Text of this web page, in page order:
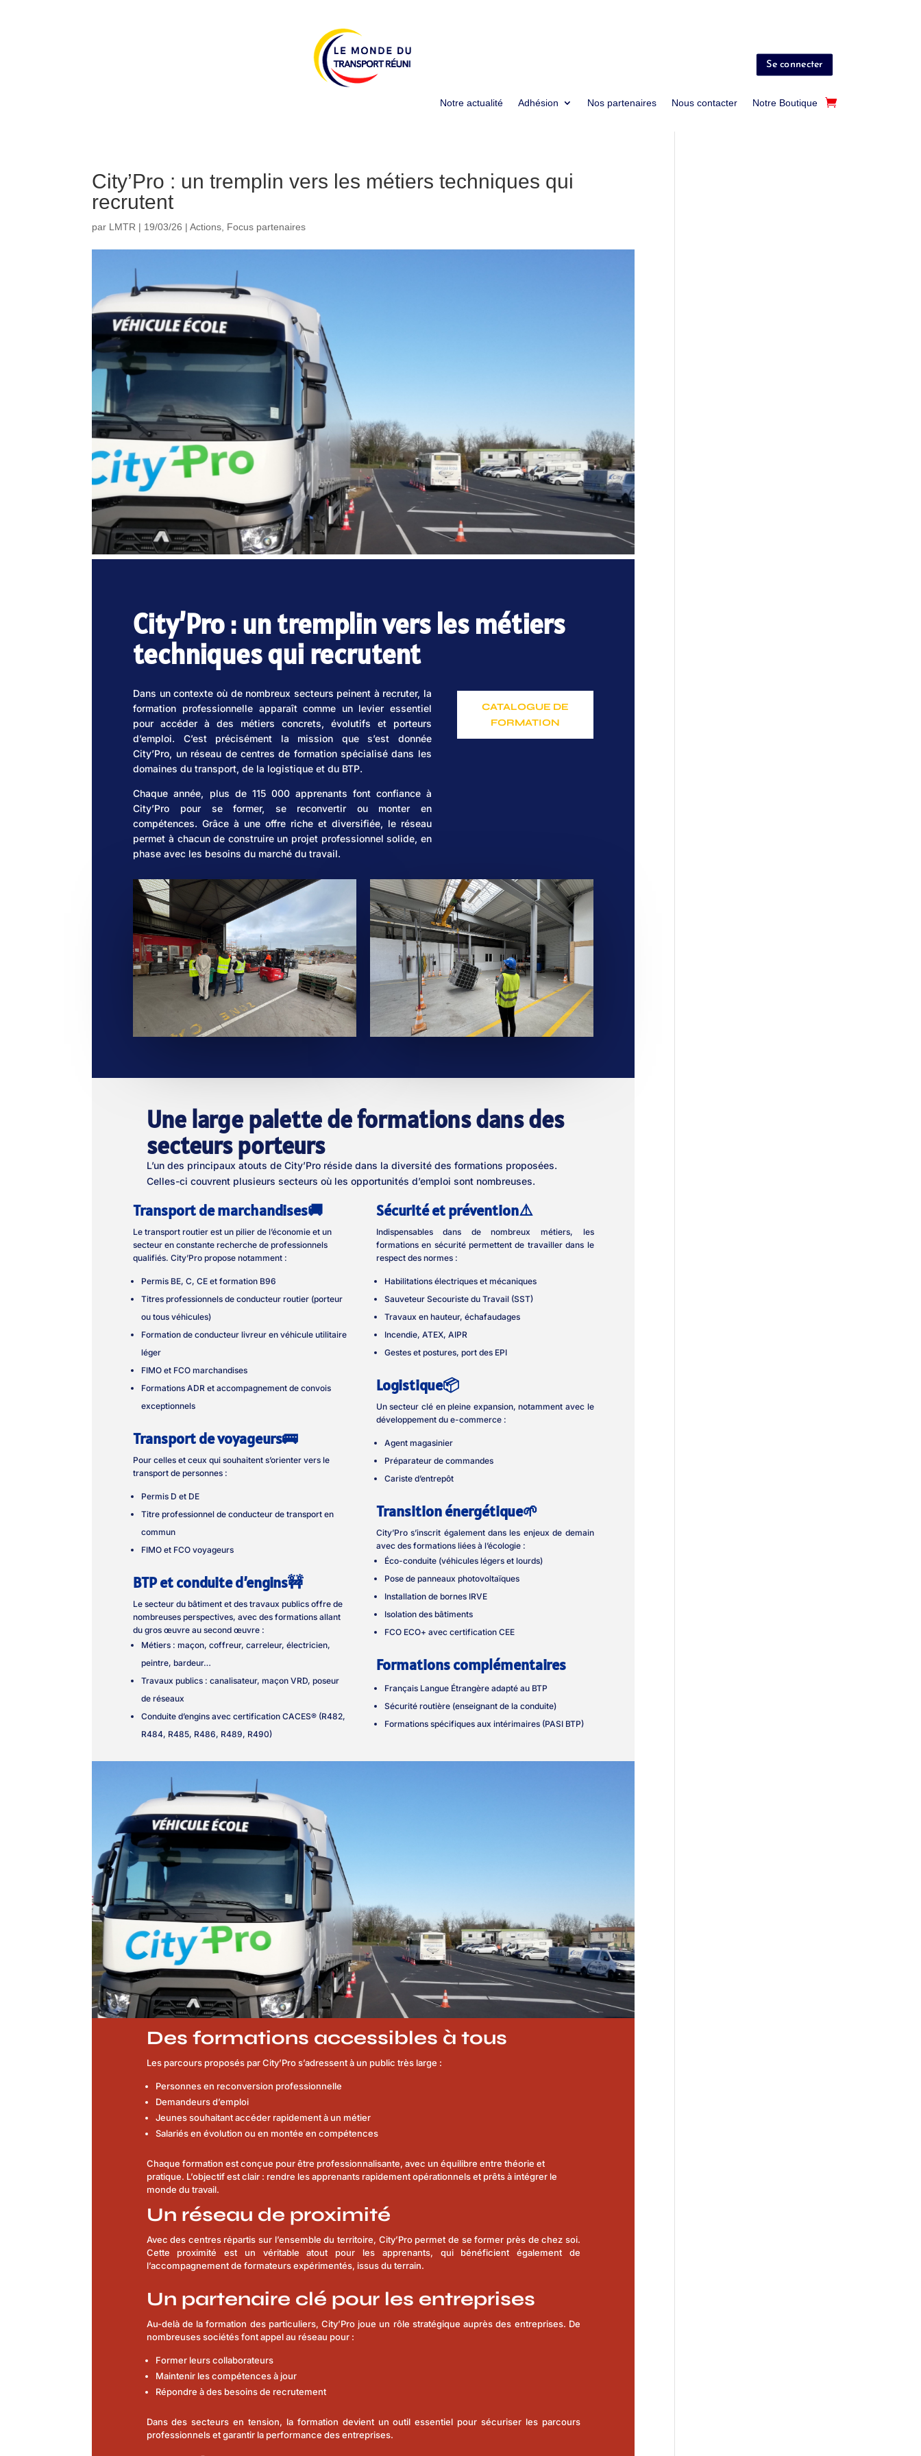
Se connecter
Notre actualité Adhésion Nos partenaires Nous contacter Notre Boutique
City’Pro : un tremplin vers les métiers techniques qui
recrutent
par LMTR | 19/03/26 |Actions Focus partenaires
City’Pro : un tremplin vers les métiers
techniques qui recrutent
Dans un contexte où de nombreux secteurs peinent à recruter, la
formation professionnelle apparaît comme un levier essentiel
pour accéder à des métiers concrets, évolutifs et porteurs
d’emploi. C’est précisément la mission que s’est donnée
City’Pro, un réseau de centres de formation spécialisé dans les
domaines du transport, de la logistique et du BTP.
Chaque année, plus de 115 000 apprenants font confiance à
City’Pro pour se former, se reconvertir ou monter en
compétences. Grâce à une offre riche et diversifiée, le réseau
permet à chacun de construire un projet professionnel solide, en
phase avec les besoins du marché du travail.
CATALOGUE DE
FORMATION
Une large palette de formations dans des
secteurs porteurs
L’un des principaux atouts de City’Pro réside dans la diversité des formations proposées.
Celles-ci couvrent plusieurs secteurs où les opportunités d’emploi sont nombreuses.
Transport de marchandises🚚
Le transport routier est un pilier de l’économie et un
secteur en constante recherche de professionnels
qualifiés. City’Pro propose notamment :
Permis BE, C, CE et formation B96
Titres professionnels de conducteur routier (porteur
ou tous véhicules)
Formation de conducteur livreur en véhicule utilitaire
léger
FIMO et FCO marchandises
Formations ADR et accompagnement de convois
exceptionnels
Transport de voyageurs🚌
Pour celles et ceux qui souhaitent s’orienter vers le
transport de personnes :
Permis D et DE
Titre professionnel de conducteur de transport en
commun
FIMO et FCO voyageurs
BTP et conduite d’engins🚧
Le secteur du bâtiment et des travaux publics offre de
nombreuses perspectives, avec des formations allant
du gros œuvre au second œuvre :
Métiers : maçon, coffreur, carreleur, électricien,
peintre, bardeur…
Travaux publics : canalisateur, maçon VRD, poseur
de réseaux
Conduite d’engins avec certification CACES® (R482,
R484, R485, R486, R489, R490)
Sécurité et prévention⚠️
Indispensables dans de nombreux métiers, les
formations en sécurité permettent de travailler dans le
respect des normes :
Habilitations électriques et mécaniques
Sauveteur Secouriste du Travail (SST)
Travaux en hauteur, échafaudages
Incendie, ATEX, AIPR
Gestes et postures, port des EPI
Logistique📦
Un secteur clé en pleine expansion, notamment avec le
développement du e-commerce :
Agent magasinier
Préparateur de commandes
Cariste d’entrepôt
Transition énergétique🌱
City’Pro s’inscrit également dans les enjeux de demain
avec des formations liées à l’écologie :
Éco-conduite (véhicules légers et lourds)
Pose de panneaux photovoltaïques
Installation de bornes IRVE
Isolation des bâtiments
FCO ECO+ avec certification CEE
Formations complémentaires
Français Langue Étrangère adapté au BTP
Sécurité routière (enseignant de la conduite)
Formations spécifiques aux intérimaires (PASI BTP)
Des formations accessibles à tous
Les parcours proposés par City’Pro s’adressent à un public très large :
Personnes en reconversion professionnelle
Demandeurs d’emploi
Jeunes souhaitant accéder rapidement à un métier
Salariés en évolution ou en montée en compétences
Chaque formation est conçue pour être professionnalisante, avec un équilibre entre théorie et
pratique. L’objectif est clair : rendre les apprenants rapidement opérationnels et prêts à intégrer le
monde du travail.
Un réseau de proximité
Avec des centres répartis sur l’ensemble du territoire, City’Pro permet de se former près de chez soi.
Cette proximité est un véritable atout pour les apprenants, qui bénéficient également de
l’accompagnement de formateurs expérimentés, issus du terrain.
Un partenaire clé pour les entreprises
Au-delà de la formation des particuliers, City’Pro joue un rôle stratégique auprès des entreprises. De
nombreuses sociétés font appel au réseau pour :
Former leurs collaborateurs
Maintenir les compétences à jour
Répondre à des besoins de recrutement
Dans des secteurs en tension, la formation devient un outil essentiel pour sécuriser les parcours
professionnels et garantir la performance des entreprises.